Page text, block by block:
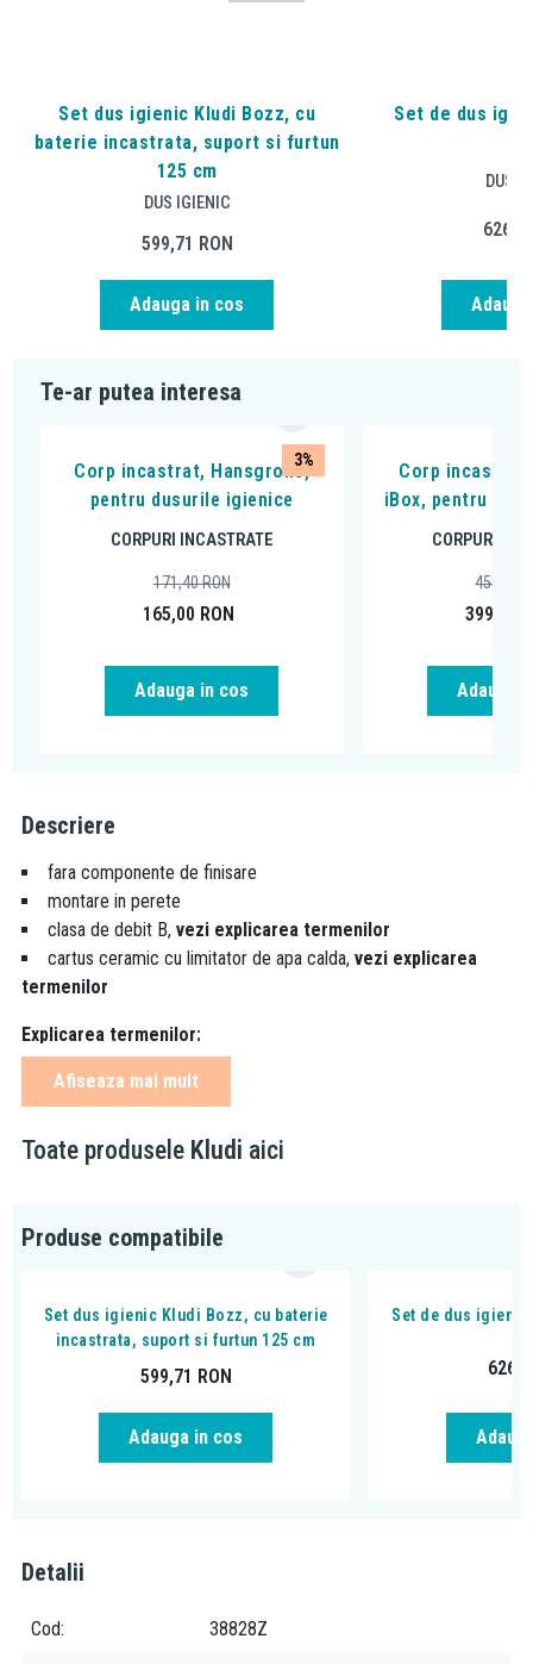
Set dus igienic Kludi Bozz, cu
baterie incastrata, suport si furtun
125 cm
DUS IGIENIC
599,71 RON
Adauga in cos
Set de dus
DUS
Te-ar putea interesa
3%
Corp incastrat, Hansgrohe,
pentru dusurile igienice
CORPURI INCASTRATE
165,00 RON
171,40RON
Adauga in cos
Corp incastrat
iBox, pentru
CORPURI
399,00
458,22
Adauga
Descriere
fara componente de finisare
montare in perete
clasa de debit B, vezi explicarea termenilor
cartus ceramic cu limitator de apa calda, vezi explicarea
termenilor
Explicarea termenilor:
clase de debit:
A ≤ 15,0 l/min
C ≤ 30,0 l/min
debit maxim la presiunea de 3 bari
cartus ceramic cu limitator de apa calda:
posibilitatea limitarii temperaturii la 38° C
Afiseaza mai mult
Toate produsele Kludi aici
Produse compatibile
Set dus igienic Kludi Bozz, cu baterie
incastrata, suport si furtun 125 cm
599,71 RON
Adauga in cos
Set de dus
Detalii
Cod 38828Z